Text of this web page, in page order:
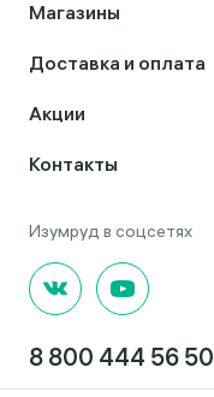
Магазины
Доставка и оплата
Акции
Контакты
8 800 444 56 50